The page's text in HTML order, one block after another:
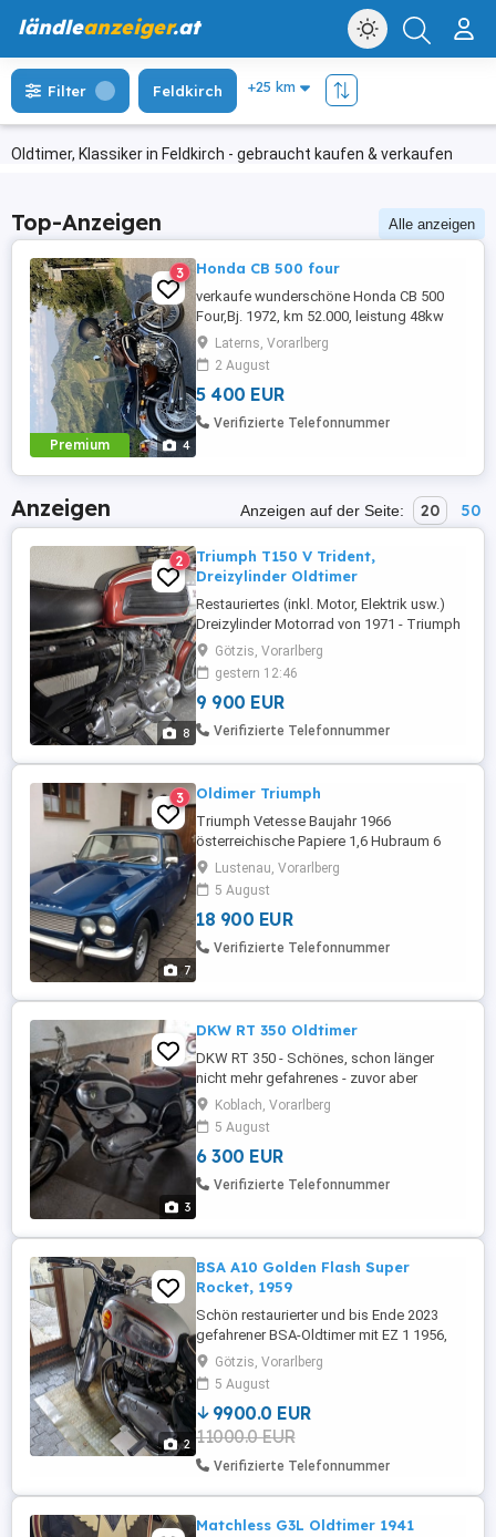
ländleanzeiger.at
Oldtimer, Klassiker in Feldkirch - gebraucht kaufen & verkaufen
Filter Feldkirch
Top-Anzeigen Alle anzeigen
Premium 4
3 Honda CB 500 four
verkaufe wunderschöne Honda CB 500
Four,Bj. 1972, km 52.000, leistung 48kw
(65 PS) läuft einwandfrei.
Laterns, Vorarlberg
2 August
5 400 EUR
Verifizierte Telefonnummer
Anzeigen Anzeigen auf der Seite: 20 50
8
2
Triumph T150 V Trident,
Dreizylinder Oldtimer
Restauriertes (inkl. Motor, Elektrik usw.)
Dreizylinder Motorrad von 1971 - Triumph
T150 V Trident
Götzis, Vorarlberg
gestern 12:46
9 900 EUR
Verifizierte Telefonnummer
7
3 Oldimer Triumph
Triumph Vetesse Baujahr 1966
österreichische Papiere 1,6 Hubraum 6
Zylinder Doppelvergaser Cabrio restauriert
komplett Motor Getriebe alles ok
Vergaser Überprüft Siitze neu Dach ok
sehr seltenes Fahrzeug
Lustenau, Vorarlberg
5 August
18 900 EUR
Verifizierte Telefonnummer
3
DKW RT 350 Oldtimer
DKW RT 350 - Schönes, schon länger
nicht mehr gefahrenes - zuvor aber
restauriertes - Oldtimer Motorrad aus den
50iger-Jahren mit österr. Papieren. EZ 7
1955
Koblach, Vorarlberg
5 August
6 300 EUR
Verifizierte Telefonnummer
2
BSA A10 Golden Flash Super
Rocket, 1959
Schön restaurierter und bis Ende 2023
gefahrener BSA-Oldtimer mit EZ 1 1956,
österr. Papiere
Götzis, Vorarlberg
5 August
9900.0 EUR
11000.0 EUR
Verifizierte Telefonnummer
Matchless G3L Oldtimer 1941